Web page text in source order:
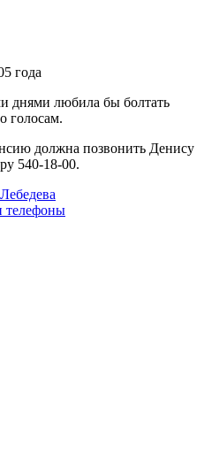
года
днями любила бы болтать
голосам.
должна позвонить Денису
540-18-00.
телефоны